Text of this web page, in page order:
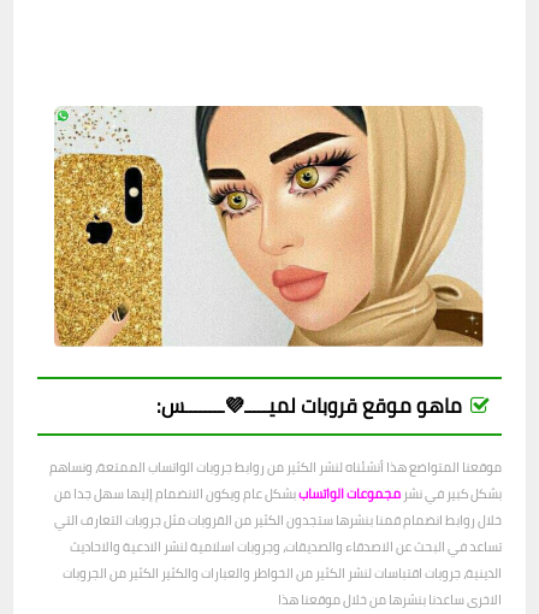
ماهو موقع قروبات لميـــــ💜ــــــــس:
موقعنا المتواضع هذا أنشئناه لنشر الكثير من روابط جروبات الواتساب الممتعة، ونساهم
بشكل كبير في نشر مجموعات الواتساببشكل عام ويكون الانضمام إليها سهل جدا من
خلال روابط انضمام قمنا بنشرها ستجدون الكثير من القروبات مثل جروبات التعارف التي
تساعد في البحث عن الاصدقاء والصديقات، وجروبات اسلامية لنشر الادعية والاحاديث
الدينية، جروبات اقتباسات لنشر الكثير من الخواطر والعبارات والكثير الكثير من الجروبات
الاخرى ساعدنا بنشرها من خلال موقعنا هذا